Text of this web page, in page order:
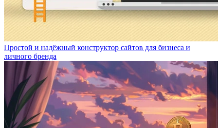
Простой и надёжный конструктор сайтов для бизнеса и
личного бренда